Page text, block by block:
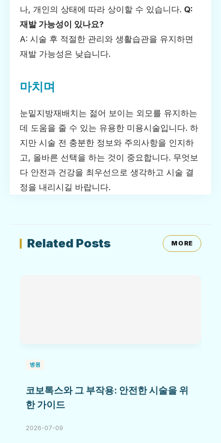
나, 개인의 상태에 따라 상이할 수 있습니다. Q:
재발 가능성이 있나요?
A: 시술 후 적절한 관리와 생활습관을 유지하면
재발 가능성은 낮습니다.
마치며
눈밑지방재배치는 젊어 보이는 외모를 유지하는
데 도움을 줄 수 있는 유용한 미용시술입니다. 하
지만 시술 전 충분한 정보와 주의사항을 인지하
고, 올바른 선택을 하는 것이 중요합니다. 무엇보
다 안전과 건강을 최우선으로 생각하고 시술 결
정을 내리시길 바랍니다.
Related Posts MORE
병원
코보톡스와 그 부작용: 안전한 시술을 위
한 가이드
2026-07-09